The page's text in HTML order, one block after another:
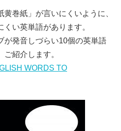
巻紙」が言いにくいように、
い英単語があります。
が発音しづらい10個の英単語
紹介します。
WORDS TO